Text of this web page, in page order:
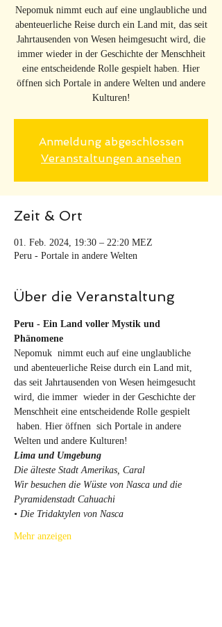
Nepomuk nimmt euch auf eine unglaubliche und
abenteuerliche Reise durch ein Land mit, das seit
Jahrtausenden von Wesen heimgesucht wird, die
immer wieder in der Geschichte der Menschheit
eine entscheidende Rolle gespielt haben. Hier
öffnen sich Portale in andere Welten und andere
Kulturen!
Anmeldung abgeschlossen
Veranstaltungen ansehen
Zeit & Ort
01. Feb. 2024, 19:30 – 22:20 MEZ
Peru - Portale in andere Welten
Über die Veranstaltung
Peru - Ein Land voller Mystik und
Phänomene
Nepomuk  nimmt euch auf eine unglaubliche
und abenteuerliche Reise durch ein Land mit,
das seit Jahrtausenden von Wesen heimgesucht
wird, die immer  wieder in der Geschichte der
Menschheit eine entscheidende Rolle gespielt
haben. Hier öffnen  sich Portale in andere
Welten und andere Kulturen!
Lima und Umgebung
Die älteste Stadt Amerikas, Caral
Wir besuchen die Wüste von Nasca und die
Pyramidenstadt Cahuachi
• Die Tridaktylen von Nasca
Mehr anzeigen